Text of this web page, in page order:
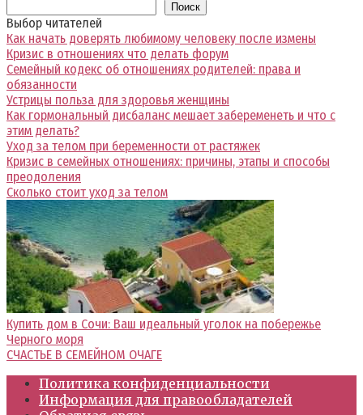
Поиск
Выбор читателей
Как начать доверять любимому человеку после измены
Кризис в отношениях что делать форум
Семейный кодекс об отношениях родителей: права и
обязанности
Устрицы польза для здоровья женщины
Как гормональный дисбаланс мешает забеременеть и что с
этим делать?
Уход за телом при беременности от растяжек
Кризис в семейных отношениях: причины, этапы и способы
преодоления
Сколько стоит уход за телом
Купить дом в Сочи: Ваш идеальный уголок на побережье
Черного моря
СЧАСТЬЕ В СЕМЕЙНОМ ОЧАГЕ
Политика конфиденциальности
Информация для правообладателей